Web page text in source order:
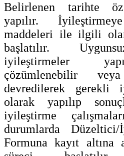
Belirlenen tarihte öz
yapılır.
maddeleri ile ilgili
başlatılır.
iyileştirmeler
çözümlenebilir
devredilerek gerekli
olarak yapılıp
iyileştirme
durumlarda
Formuna kayıt altına